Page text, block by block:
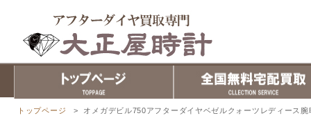
トップページ > オメガデビル750アフターダイヤベゼルクォーツレディース腕